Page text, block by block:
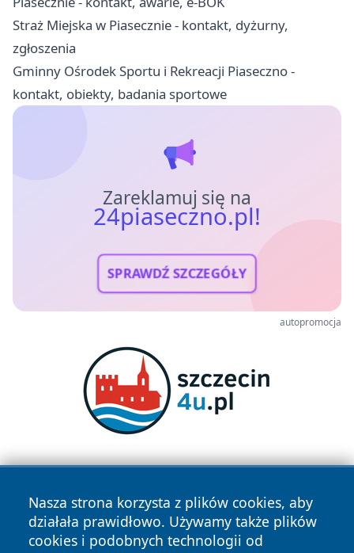
Straż Miejska w Piasecznie - kontakt, dyżurny,
zgłoszenia
Gminny Ośrodek Sportu i Rekreacji Piaseczno -
kontakt, obiekty, badania sportowe
Zareklamuj się na
24piaseczno.pl!
SPRAWDŹ SZCZEGÓŁY
autopromocja
Nasza strona korzysta z plików cookies, aby
działała prawidłowo. Używamy także plików
cookies i podobnych technologii od